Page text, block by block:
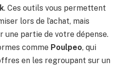
. Ces outils vous permettent
lors de l’achat, mais
une partie de votre dépense.
comme Poulpeo, qui
en les regroupant sur un